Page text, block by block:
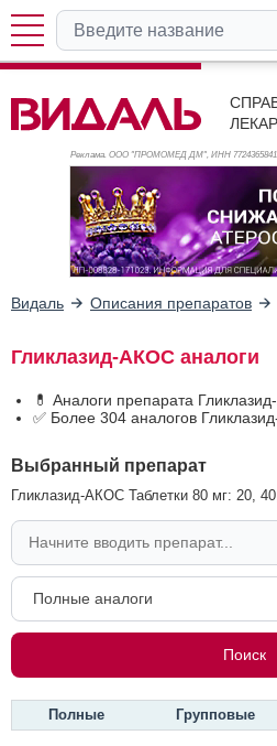
Реклама. ООО "ПРОМОМЕД ДМ", ИНН 7724365841
Видаль Описания препаратов
Гликлазид-АКОС аналоги
💊 Аналоги препарата
✅ Более 304 аналогов
Выбранный препарат
Гликлазид-АКОС Таблетки 80 мг: 20,
Полные Групповые